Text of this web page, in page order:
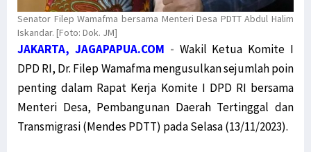
Senator Filep Wamafma bersama Menteri Desa PDTT Abdul Halim
Iskandar. [Foto: Dok. JM]
JAKARTA, JAGAPAPUA.COM - Wakil Ketua Komite I
DPD RI, Dr. Filep Wamafma mengusulkan sejumlah poin
penting dalam Rapat Kerja Komite I DPD RI bersama
Menteri Desa, Pembangunan Daerah Tertinggal dan
Transmigrasi (Mendes PDTT) pada Selasa (13/11/2023).